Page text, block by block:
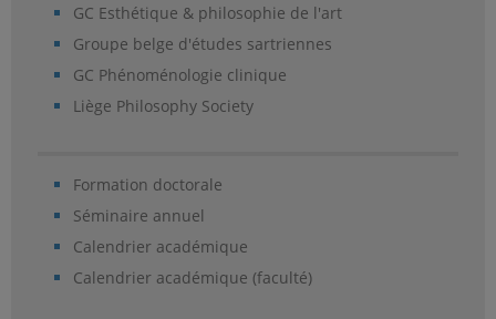
GC Esthétique & philosophie de l'art
Groupe belge d'études sartriennes
GC Phénoménologie clinique
Liège Philosophy Society
Formation doctorale
Séminaire annuel
Calendrier académique
Calendrier académique (faculté)